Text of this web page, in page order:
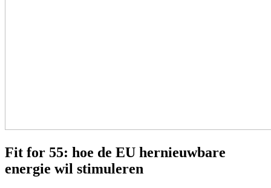
Fit for 55: hoe de EU hernieuwbare
energie wil stimuleren